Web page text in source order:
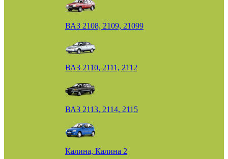
ВАЗ 2108, 2109, 21099
ВАЗ 2110, 2111, 2112
ВАЗ 2113, 2114, 2115
Калина, Калина 2